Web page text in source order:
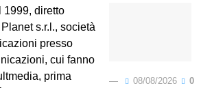
1999, diretto
s.r.l., società
presso
cui fanno
prima
08/08/2026 0